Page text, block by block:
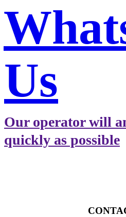
Us
Our operator will
quickly as possible